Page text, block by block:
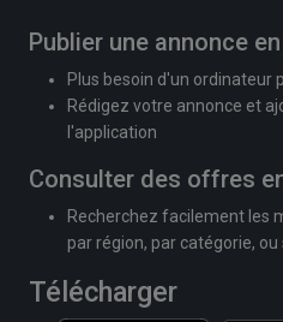
Publier une annonce
Plus besoin d'un ordinateur
Rédigez votre annonce et
l'application
Consulter des offres
Recherchez facilement les
par région, par catégorie,
Télécharger